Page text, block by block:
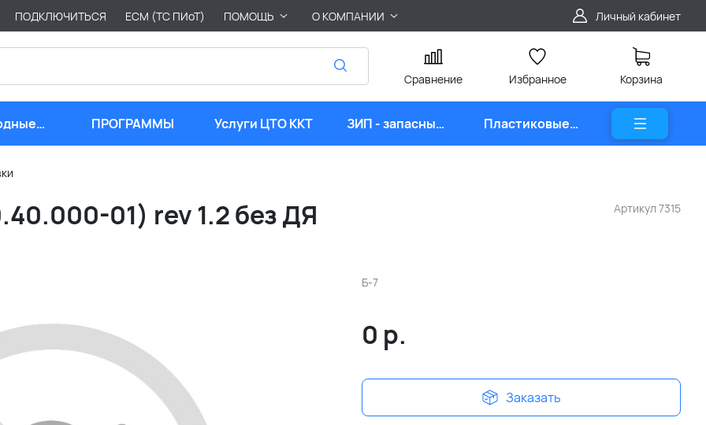
ПОДКЛЮЧИТЬСЯ ЕСМ (ТС ПИоТ) ПОМОЩЬ О КОМПАНИИ Личный кабинет
Сравнение Избранное Корзина
ПРОГРАММЫ Услуги ЦТО ККТ
ЗИП - запасные
части
Пластиковые
карты
Артикул 7315
01) rev 1.2 без ДЯ
Б-7
0 р.
Заказать